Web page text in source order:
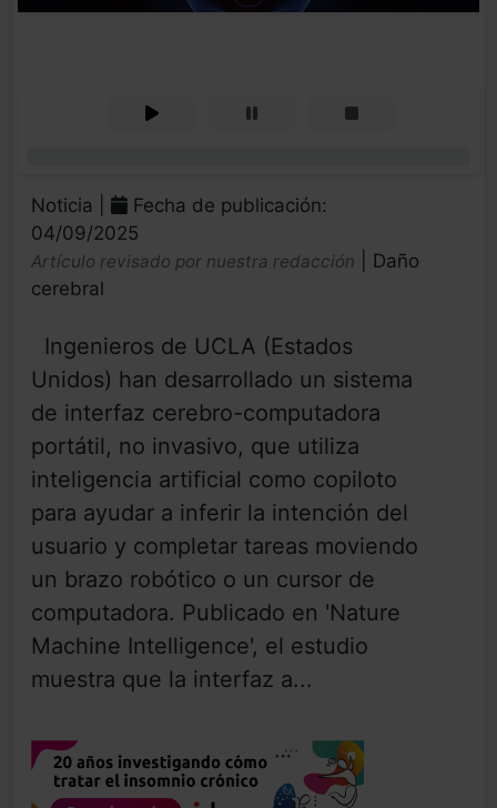
Noticia |
Fecha de publicación:
04/09/2025
Artículo revisado por nuestra redacción | Daño
cerebral
Ingenieros de UCLA (Estados
Unidos) han desarrollado un sistema
de interfaz cerebro-computadora
portátil, no invasivo, que utiliza
inteligencia artificial como copiloto
para ayudar a inferir la intención del
usuario y completar tareas moviendo
un brazo robótico o un cursor de
computadora. Publicado en 'Nature
Machine Intelligence', el estudio
muestra que la interfaz a...